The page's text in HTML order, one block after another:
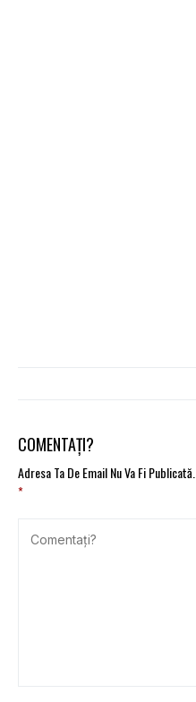
COMENTAȚI?
Adresa Ta De Email Nu Va Fi Publicată.
*